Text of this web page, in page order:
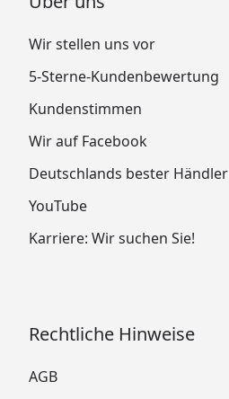
Wir stellen uns vor
5-Sterne-Kundenbewertung
Kundenstimmen
Wir auf Facebook
Deutschlands bester Händler
YouTube
Karriere: Wir suchen Sie!
Rechtliche Hinweise
AGB